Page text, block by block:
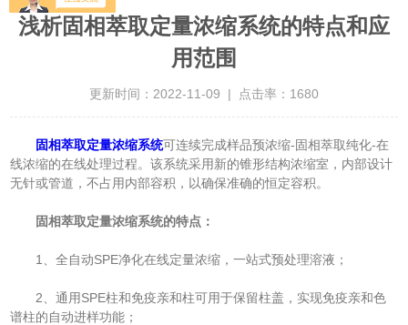
浅析固相萃取定量浓缩系统的特点和应
用范围
更新时间：2022-11-09 | 点击率：1680
固相萃取定量浓缩系统可连续完成样品预浓缩-固相萃取纯化-在
线浓缩的在线处理过程。该系统采用新的锥形结构浓缩室，内部设计
无针或管道，不占用内部容积，以确保准确的恒定容积。
固相萃取定量浓缩系统的特点：
1、全自动SPE净化在线定量浓缩，一站式预处理溶液；
2、通用SPE柱和免疫亲和柱可用于保留柱盖，实现免疫亲和色
谱柱的自动进样功能；